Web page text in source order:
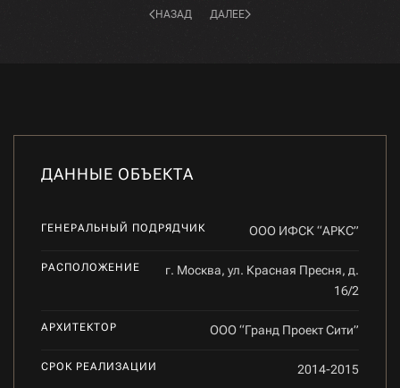
НАЗАД ДАЛЕЕ
ДАННЫЕ ОБЪЕКТА
ГЕНЕРАЛЬНЫЙ ПОДРЯДЧИК ООО ИФСК “АРКС”
РАСПОЛОЖЕНИЕ
г. Москва, ул. Красная Пресня, д.
16/2
АРХИТЕКТОР ООО “Гранд Проект Сити”
СРОК РЕАЛИЗАЦИИ 2014-2015